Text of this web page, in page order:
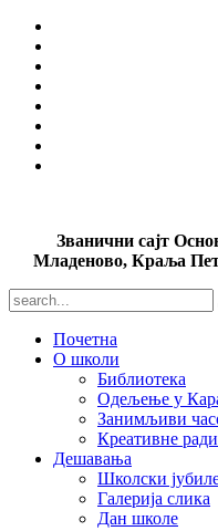
Званични сајт
Младеново, Краља
Почетна
О школи
Библиотека
Одељење у
Занимљиви
Креативне
Дешавања
Школски
Галерија слика
Дан школе